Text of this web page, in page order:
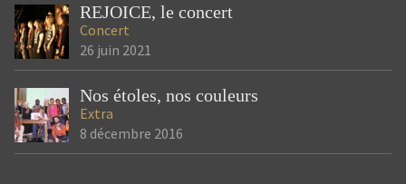
REJOICE, le concert
Concert
26 juin 2021
Nos étoles, nos couleurs
Extra
8 décembre 2016